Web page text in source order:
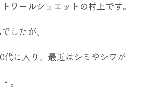
ワールシュエットの村上です。
したが、
代に入り、最近はシミやシワが
。